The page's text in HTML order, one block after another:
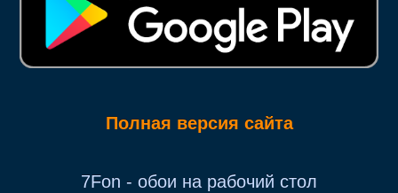
Полная версия сайта
7Fon - обои на рабочий стол